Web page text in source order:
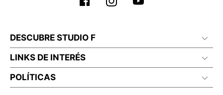
DESCUBRE STUDIO F
LINKS DE INTERÉS
POLÍTICAS